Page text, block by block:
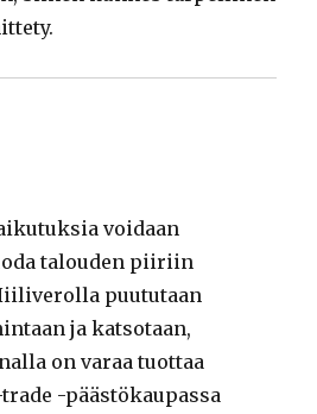
voidaan
talouden piiriin
puututaan
ja katsotaan,
on varaa tuottaa
-päästökaupassa